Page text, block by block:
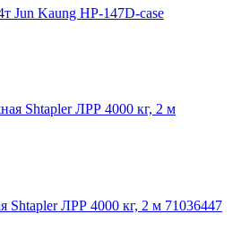
Jun Kaung HP-147D-case
Shtapler ЛРР 4000 кг, 2 м 71036447